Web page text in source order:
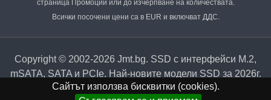
страница Промоции или до изчерпване на количествата.
Всички посочени цени са в EUR и включват ДДС.
Copyright © 2002-2026 Jmt.bg. SSD с интерфейси M.2,
mSATA, SATA и PCIe. Най-новите модели SSD за 2026г.
на изгодни цени са вече в нашия онлайн магазин.
Сайтът използва бисквитки (cookies).